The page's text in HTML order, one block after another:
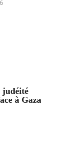
judéité
à Gaza